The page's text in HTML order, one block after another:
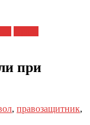
при
, правозащитник,